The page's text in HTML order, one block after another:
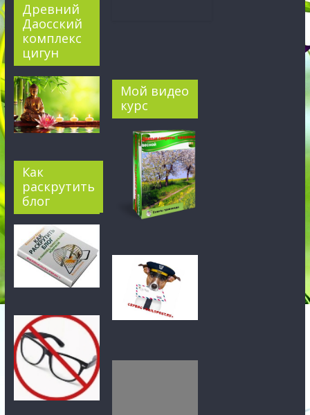
Древний
Даосский
комплекс
цигун
Как
раскрутить
блог
Мой видео
курс